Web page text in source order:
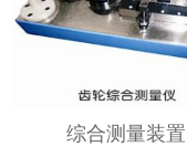
综合测量装置